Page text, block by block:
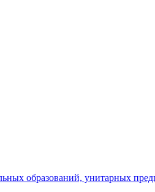
образований, унитарных